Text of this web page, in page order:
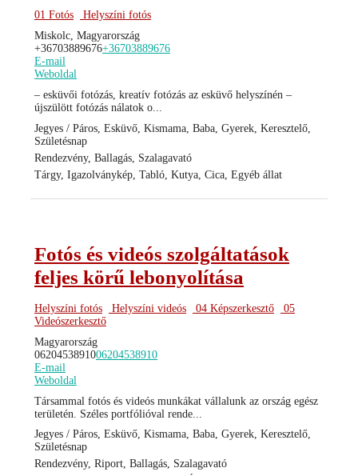
01 Fotós
Helyszíni fotós
Miskolc, Magyarország
+36703889676+36703889676
E-mail
Weboldal
– esküvői fotózás, kreatív fotózás az esküvő helyszínén –
újszülött fotózás nálatok o...
Jegyes / Páros, Esküvő, Kismama, Baba, Gyerek, Keresztelő,
Születésnap
Rendezvény, Ballagás, Szalagavató
Tárgy, Igazolványkép, Tabló, Kutya, Cica, Egyéb állat
Fotós és videós szolgáltatások
feljes körű lebonyolítása
Helyszíni fotós Helyszíni videós 04 Képszerkesztő
05
Videószerkesztő
Magyarország
0620453891006204538910
E-mail
Weboldal
Társammal fotós és videós munkákat vállalunk az ország egész
területén. Széles portfólióval rende...
Jegyes / Páros, Esküvő, Kismama, Baba, Gyerek, Keresztelő,
Születésnap
Rendezvény, Riport, Ballagás, Szalagavató